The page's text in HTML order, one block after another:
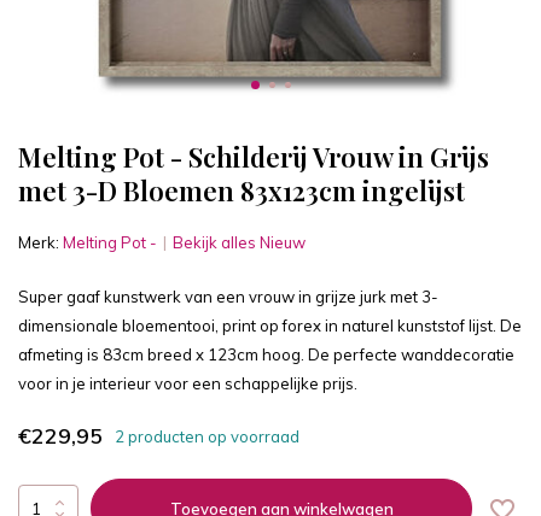
Melting Pot - Schilderij Vrouw in Grijs
met 3-D Bloemen 83x123cm ingelijst
Merk: Melting Pot - Bekijk alles Nieuw
Super gaaf kunstwerk van een vrouw in grijze jurk met 3-
dimensionale bloementooi, print op forex in naturel kunststof lijst. De
afmeting is 83cm breed x 123cm hoog. De perfecte wanddecoratie
voor in je interieur voor een schappelijke prijs.
€229,95 2 producten op voorraad
Toevoegen aan winkelwagen